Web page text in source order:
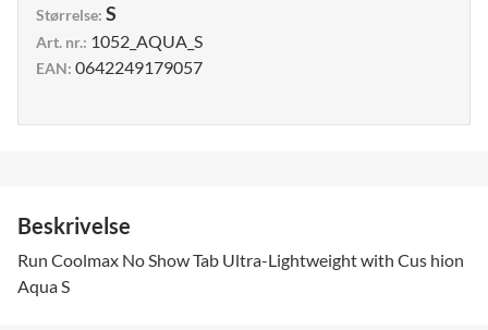
Størrelse: S
Art. nr.: 1052_AQUA_S
EAN: 0642249179057
Beskrivelse
Run Coolmax No Show Tab Ultra-Lightweight with Cus hion
Aqua S